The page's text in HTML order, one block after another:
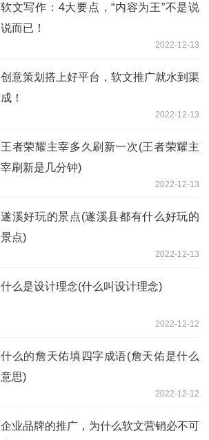
软文写作：4大要点，“内容为王”不是说
说而已！
2022-12-13
创意策划搭上好平台，软文推广就水到渠
成！
2022-12-13
王者荣耀主宰多久刷新一次(王者荣耀主
宰刷新是几分钟)
2022-12-13
遂溪好玩的景点(遂溪县都有什么好玩的
景点)
2022-12-13
什么是设计理念(什么叫设计理念)
2022-12-12
什么的詹天佑填四字成语(詹天佑是什么
意思)
2022-12-12
企业品牌的推广，为什么软文营销必不可